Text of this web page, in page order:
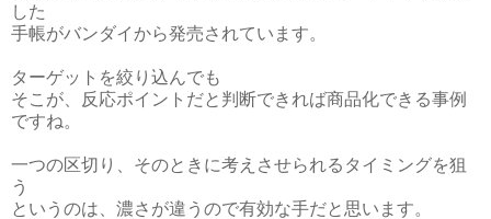
した
手帳がバンダイから発売されています。
ターゲットを絞り込んでも
そこが、反応ポイントだと判断できれば商品化できる事例
ですね。
一つの区切り、そのときに考えさせられるタイミングを狙
う
というのは、濃さが違うので有効な手だと思います。